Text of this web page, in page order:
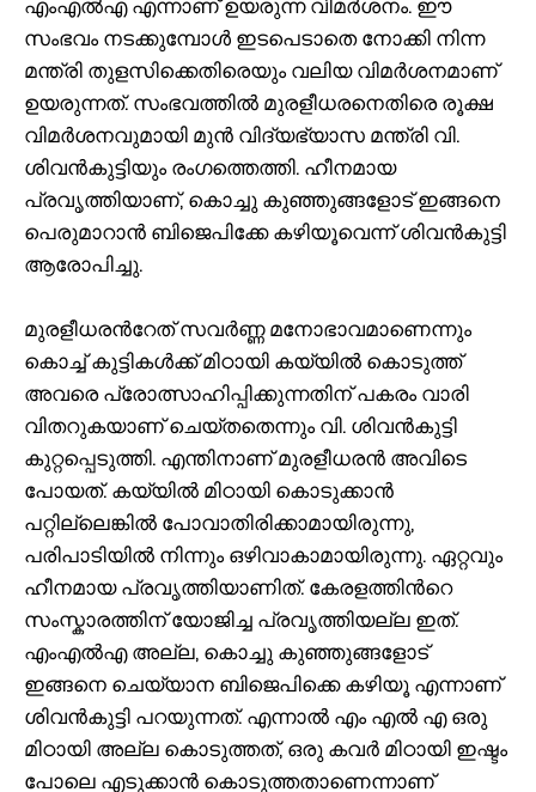
എംഎൽഎ എന്നാണ് ഉയരുന്ന വിമർശനം. ഈ
സംഭവം നടക്കുമ്പോൾ ഇടപെടാതെ നോക്കി നിന്ന
മന്ത്രി തുളസിക്കെതിരെയും വലിയ വിമർശനമാണ്
ഉയരുന്നത്. സംഭവത്തിൽ മുരളീധരനെതിരെ രൂക്ഷ
വിമർശനവുമായി മുൻ വിദ്യഭ്യാസ മന്ത്രി വി.
ശിവൻകുട്ടിയും രംഗത്തെത്തി. ഹീനമായ
പ്രവൃത്തിയാണ്, കൊച്ചു കുഞ്ഞുങ്ങളോട് ഇങ്ങനെ
പെരുമാറാൻ ബിജെപിക്കേ കഴിയൂവെന്ന് ശിവൻകുട്ടി
ആരോപിച്ചു.
മുരളീധരന്‍റേത് സവർണ്ണ മനോഭാവമാണെന്നും
കൊച്ച് കുട്ടികൾക്ക് മിഠായി കയ്യിൽ കൊടുത്ത്
അവരെ പ്രോത്സാഹിപ്പിക്കുന്നതിന് പകരം വാരി
വിതറുകയാണ് ചെയ്തതെന്നും വി. ശിവൻകുട്ടി
കുറ്റപ്പെടുത്തി. എന്തിനാണ് മുരളീധരൻ അവിടെ
പോയത്. കയ്യിൽ മിഠായി കൊടുക്കാൻ
പറ്റില്ലെങ്കിൽ പോവാതിരിക്കാമായിരുന്നു,
പരിപാടിയിൽ നിന്നും ഒഴിവാകാമായിരുന്നു. ഏറ്റവും
ഹീനമായ പ്രവൃത്തിയാണിത്. കേരളത്തിന്‍റെ
സംസ്കാരത്തിന് യോജിച്ച പ്രവൃത്തിയല്ല ഇത്.
എംഎൽഎ അല്ല, കൊച്ചു കുഞ്ഞുങ്ങളോട്
ഇങ്ങനെ ചെയ്യാന ബിജെപിക്കെ കഴിയൂ എന്നാണ്
ശിവൻകുട്ടി പറയുന്നത്. എന്നാൽ എം എൽ എ ഒരു
മിഠായി അല്ല കൊടുത്തത്, ഒരു കവർ മിഠായി ഇഷ്ടം
പോലെ എടുക്കാൻ കൊടുത്തതാണെന്നാണ്